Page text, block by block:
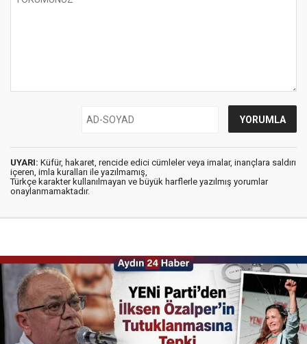
UYARI: Küfür, hakaret, rencide edici cümleler veya imalar, inançlara saldırı
içeren, imla kuralları ile yazılmamış,
Türkçe karakter kullanılmayan ve büyük harflerle yazılmış yorumlar
onaylanmamaktadır.